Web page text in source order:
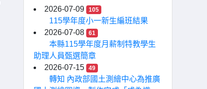
2026-07-09 105
115學年度小一新生編班結果
2026-07-08
61
本縣115學年度月薪制特教學生
助理人員甄選簡章
2026-07-15
49
轉知 內政部國土測繪中心為推廣